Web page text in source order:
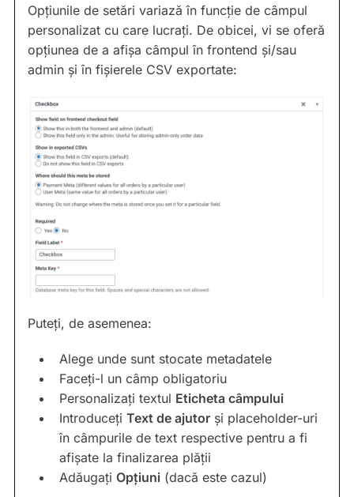
Opțiunile de setări variază în funcție de câmpul
personalizat cu care lucrați. De obicei, vi se oferă
opțiunea de a afișa câmpul în frontend și/sau
admin și în fișierele CSV exportate:
Puteți, de asemenea:
Alege unde sunt stocate metadatele
Faceți-l un câmp obligatoriu
Personalizați textul Eticheta câmpului
Introduceți Text de ajutor și placeholder-uri
în câmpurile de text respective pentru a fi
afișate la finalizarea plății
Adăugați Opțiuni (dacă este cazul)